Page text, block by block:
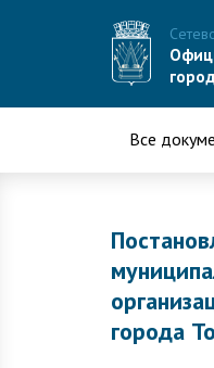
Все
города